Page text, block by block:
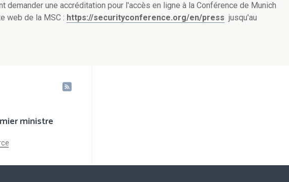
demander une accréditation pour l'accès en ligne à la Conférence de Munich
web de la MSC : https://securityconference.org/en/press jusqu'au
ministre